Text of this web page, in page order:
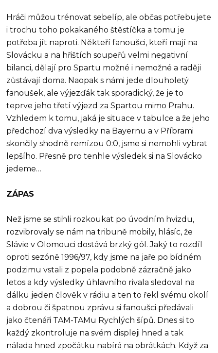
Hráči můžou trénovat sebelíp, ale občas potřebujete
i trochu toho pokakaného štěstíčka a tomu je
potřeba jít naproti. Někteří fanoušci, kteří mají na
Slovácku a na hřištích soupeřů velmi negativní
bilanci, dělají pro Spartu možné i nemožné a raději
zůstávají doma. Naopak s námi jede dlouholetý
fanoušek, ale výjezďák tak sporadický, že je to
teprve jeho třetí výjezd za Spartou mimo Prahu.
Vzhledem k tomu, jaká je situace v tabulce a že jeho
předchozí dva výsledky na Bayernu a v Příbrami
skončily shodně remízou 0:0, jsme si nemohli vybrat
lepšího. Přesně pro tenhle výsledek si na Slovácko
jedeme…
ZÁPAS
Než jsme se stihli rozkoukat po úvodním hvizdu,
rozvibrovaly se nám na tribuně mobily, hlásíc, že
Slávie v Olomouci dostává brzký gól. Jaký to rozdíl
oproti sezóně 1996/97, kdy jsme na jaře po bídném
podzimu vstali z popela podobně zázračně jako
letos a kdy výsledky úhlavního rivala sledoval na
dálku jeden člověk v rádiu a ten to řekl svému okolí
a dobrou či špatnou zprávu si fanoušci předávali
jako čtenáři TAM-TAMu Rychlých šípů. Dnes si to
každý zkontroluje na svém displeji hned a tak
nálada hned zpočátku nabírá na obrátkách. Když za